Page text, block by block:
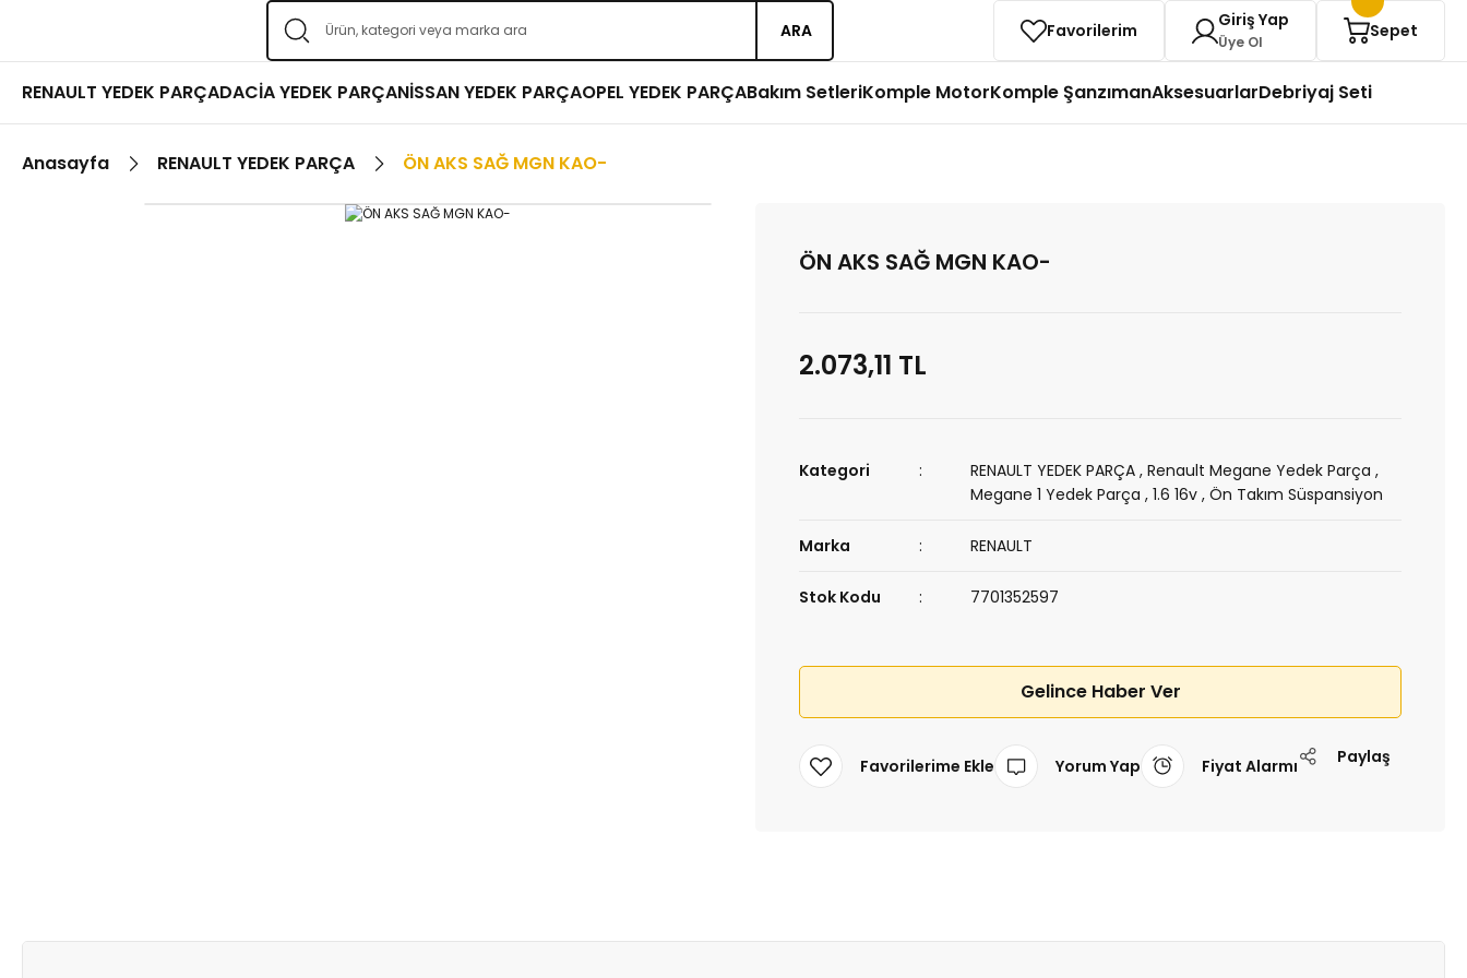
ARA Favorilerim Giriş Yap
Üye Ol
Sepet
RENAULT YEDEK PARÇADACİA YEDEK PARÇANİSSAN YEDEK PARÇAOPEL YEDEK PARÇABakım SetleriKomple MotorKomple ŞanzımanAksesuarlarDebriyaj Seti
Anasayfa RENAULT YEDEK PARÇA ÖN AKS SAĞ MGN KAO-
ÖN AKS SAĞ MGN KAO-
2.073,11 TL
Kategori RENAULT YEDEK PARÇA ,Renault Megane Yedek Parça ,
Megane 1 Yedek Parça ,1.6 16v ,Ön Takım Süspansiyon
Marka RENAULT
Stok Kodu 7701352597
Gelince Haber Ver
Yorum Yap Fiyat Alarmı Paylaş